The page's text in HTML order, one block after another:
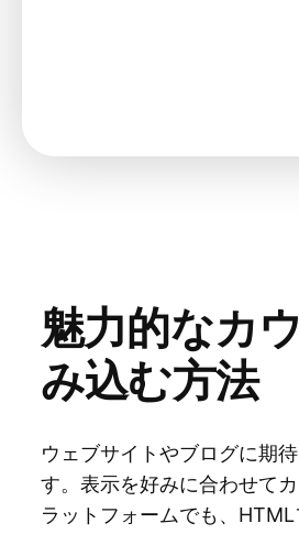
魅力的なカ
み込む方法
ウェブサイトやブログに期
す。表示を好みに合わせて
ラットフォームでも、